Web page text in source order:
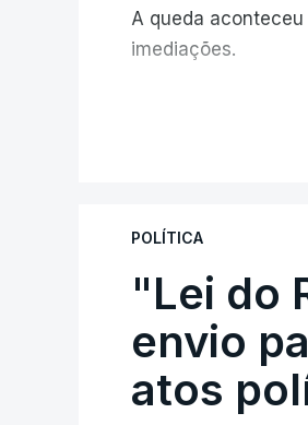
A queda
imediações.
POLÍTICA
"Lei do
envio
atos